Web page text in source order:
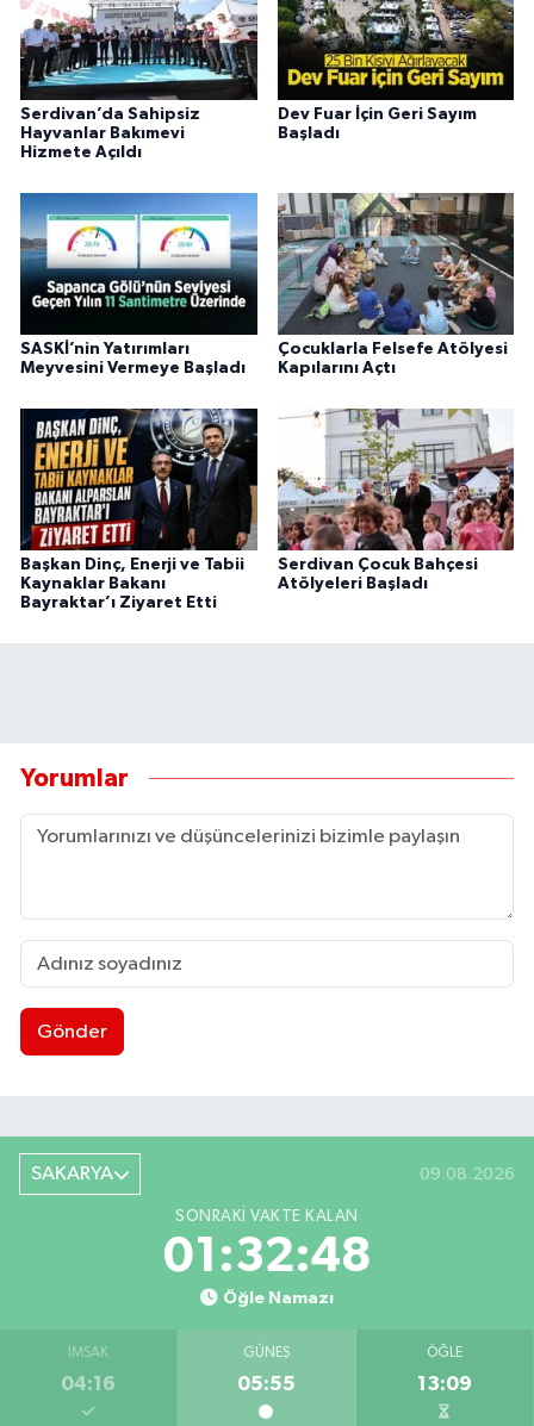
Serdivan’da Sahipsiz
Hayvanlar Bakımevi
Hizmete Açıldı
Dev Fuar İçin Geri Sayım
Başladı
SASKİ’nin Yatırımları
Meyvesini Vermeye Başladı
Çocuklarla Felsefe Atölyesi
Kapılarını Açtı
Başkan Dinç, Enerji ve Tabii
Kaynaklar Bakanı
Bayraktar’ı Ziyaret Etti
Serdivan Çocuk Bahçesi
Atölyeleri Başladı
Yorumlar
Gönder
SAKARYA 09.08.2026
SONRAKI VAKTE KALAN
01:32:47
Öğle Namazı
İMSAK
04:16
GÜNEŞ
05:55
ÖĞLE
13:09